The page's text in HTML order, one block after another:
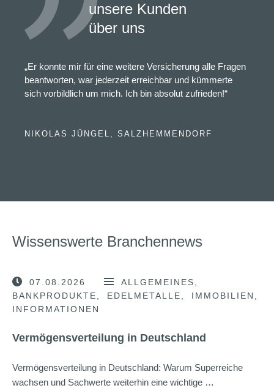
unsere Kunden
über uns
„Er konnte mir für eine weitere Versicherung alle Fragen
beantworten, war jederzeit erreichbar und kümmerte
sich vorbildlich um mich. Ich bin absolut zufrieden!“
NIKOLAS JÜNGEL, SALZHEMMENDORF
Wissenswerte Branchennews
07.08.2026
ALLGEMEINES
BANKPRODUKTE
EDELMETALLE
IMMOBILIEN
INFORMATIONEN
Vermögensverteilung in Deutschland
Vermögensverteilung in Deutschland: Warum Superreiche
wachsen und Sachwerte weiterhin eine wichtige …